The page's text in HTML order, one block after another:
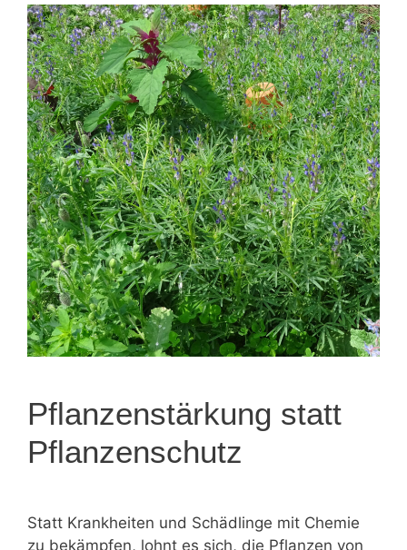
Pflanzenstärkung statt
Pflanzenschutz
Statt Krankheiten und Schädlinge mit Chemie
zu bekämpfen, lohnt es sich, die Pflanzen von